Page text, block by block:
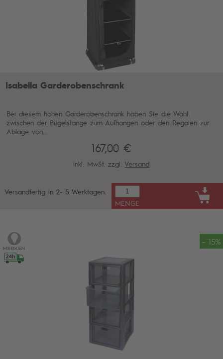
Isabella Garderobenschrank
Bei diesem hohen Garderobenschrank haben Sie die Wahl
zwischen der Bügelstange zum Aufhängen oder den Regalen zur
Ablage von...
167,00 €
inkl. MwSt. zzgl. Versand
Versandfertig in 2- 5 Werktagen.
MENGE
- 15%